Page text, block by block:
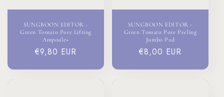
SUNGBOON EDITOR -
Green Tomato Pore Lifting
Ampoule+
Prix
€9,80 EUR
SUNGBOON EDITOR -
Green Tomato Pore Peeling
Jumbo Pad
Prix
€8,00 EUR